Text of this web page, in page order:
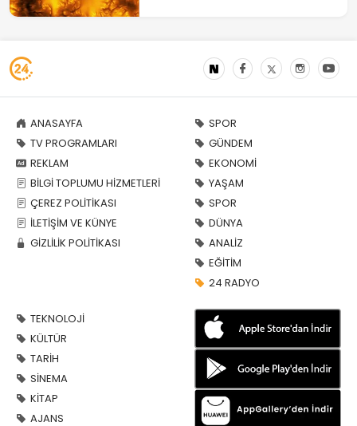
ANASAYFA
TV PROGRAMLARI
REKLAM
BİLGİ TOPLUMU HİZMETLERİ
ÇEREZ POLİTİKASI
İLETİŞİM VE KÜNYE
GİZLİLİK POLİTİKASI
SPOR
GÜNDEM
EKONOMİ
YAŞAM
SPOR
DÜNYA
ANALİZ
EĞİTİM
24 RADYO
TEKNOLOJİ
KÜLTÜR
TARİH
SİNEMA
KİTAP
AJANS